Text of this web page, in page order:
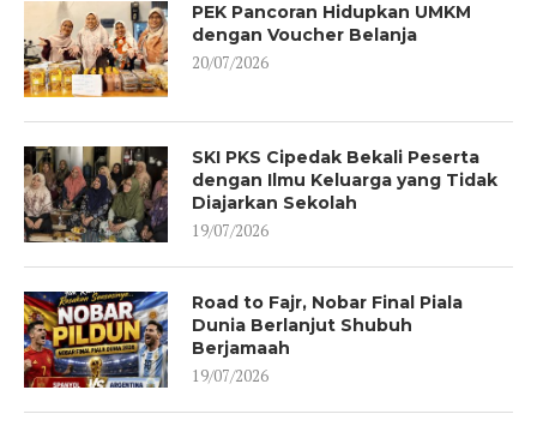
PEK Pancoran Hidupkan UMKM
dengan Voucher Belanja
20/07/2026
SKI PKS Cipedak Bekali Peserta
dengan Ilmu Keluarga yang Tidak
Diajarkan Sekolah
19/07/2026
Road to Fajr, Nobar Final Piala
Dunia Berlanjut Shubuh
Berjamaah
19/07/2026